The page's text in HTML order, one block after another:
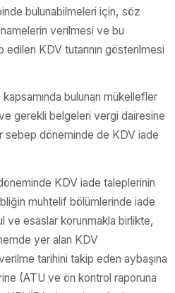
bulunabilmeleri için, söz
verilmesi ve bu
KDV tutarının gösterilmesi
bulunan mükellefler
gerekli belgeleri vergi dairesine
döneminde de KDV iade
KDV iade taleplerinin
muhtelif bölümlerinde iade
ve esaslar korunmakla birlikte,
yer alan KDV
tarihini takip eden aybaşına
(ATU ve ön kontrol raporuna